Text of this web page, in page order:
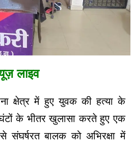
लाइव
क्षेत्र में हुए युवक की हत्या के
के भीतर खुलासा करते हुए एक
संघर्षरत बालक को अभिरक्षा में